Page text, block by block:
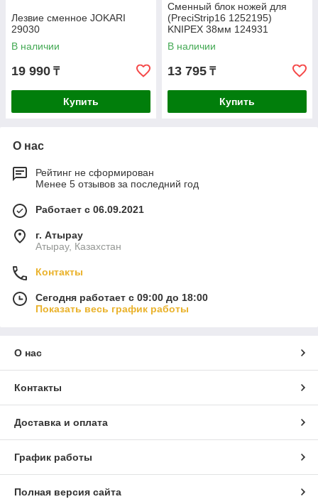
Лезвие сменное JOKARI
29030
В наличии
19 990 ₸
Купить
Сменный блок ножей для
(PreciStrip16 1252195)
KNIPEX 38мм 124931
В наличии
13 795 ₸
Купить
О нас
Рейтинг не сформирован
Менее 5 отзывов за последний год
Работает с 06.09.2021
г. Атырау
Атырау, Казахстан
Контакты
Сегодня работает с 09:00 до 18:00
Показать весь график работы
О нас
Контакты
Доставка и оплата
График работы
Полная версия сайта